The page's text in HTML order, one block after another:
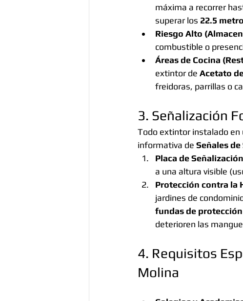
máxima a recorrer
superar los 22.5
Riesgo Alto
combustible o
Áreas de Cocina
extintor de Acetato
freidoras, parrillas o
3. Señalización
Todo extintor instalado en
informativa de Señales
Placa de
a una altura visible
Protección contra la
jardines de
fundas de protección
deterioren las
4. Requisitos
Molina